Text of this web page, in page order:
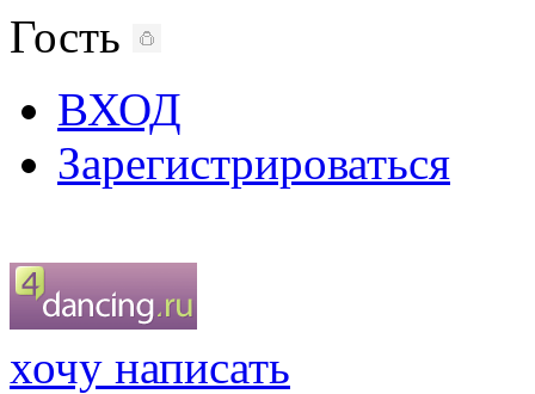
Гость
ВХОД
Зарегистрироваться
хочу написать